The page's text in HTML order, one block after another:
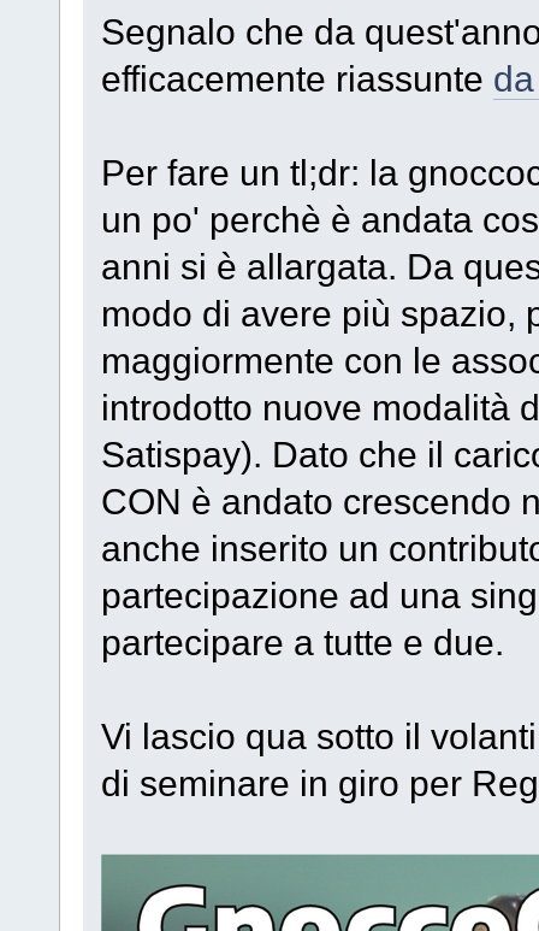
Segnalo che da
efficacemente riassunte
Per fare un tl;dr: la
un po' perchè è andata
anni si è allargata. Da
modo di avere più spazio,
maggiormente con le
introdotto nuove modalità
Satispay). Dato che il
CON è andato crescendo
anche inserito un
partecipazione ad una
partecipare a tutte e due.
Vi lascio qua sotto il
di seminare in giro per